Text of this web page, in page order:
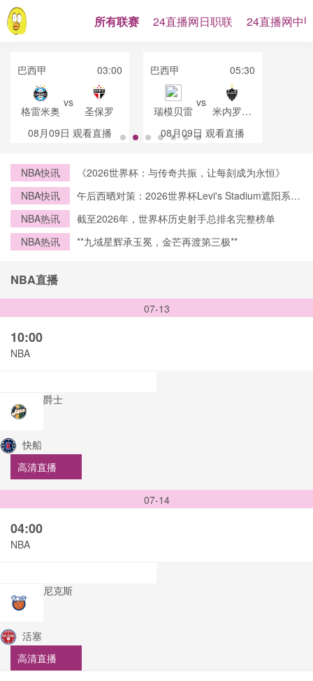
所有联赛 24直播网日职联 24直播网中
巴西甲 03:00
格雷米奥
vs
圣保罗
08月09日 观看直播
巴西甲 05:30
瑞模贝雷
vs
米内罗竞
技
08月09日 观看直播
NBA快讯
《2026世界杯：与传奇共振，让每刻成为永恒》
NBA快讯
午后西晒对策：2026世界杯Levi's Stadium遮阳系统
NBA热讯
截至2026年，世界杯历史射手总排名完整榜单
NBA热讯
**九域星辉承玉冕，金芒再渡第三极**
NBA直播
07-13
10:00
NBA
爵士
快船
高清直播
07-14
04:00
NBA
尼克斯
活塞
高清直播